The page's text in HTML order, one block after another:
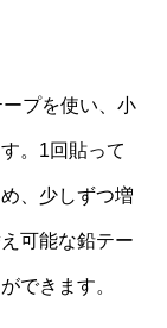
プを使い、小
。1回貼って
、少しずつ増
可能な鉛テー
できます。